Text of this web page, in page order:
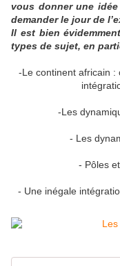
vous donner une
demander le jour de
Il est bien
types de sujet, en
-Le continent africain :
-Les
- Les
- Pôles
‐ Une inégale